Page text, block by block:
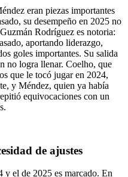
eran piezas importantes
su desempeño en 2025 no
Rodríguez es notoria:
aportando liderazgo,
goles importantes. Su salida
no logra llenar. Coelho, que
que le tocó jugar en 2024,
y Méndez, quien ya había
equivocaciones con un
de ajustes
y el de 2025 es marcado. En